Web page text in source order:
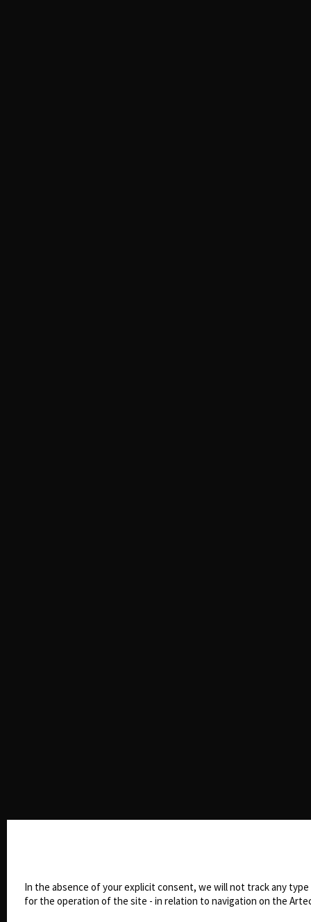
In the absence of your explicit consent, we will not track any
for the operation of the site - in relation to navigation on the